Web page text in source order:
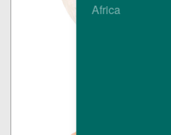
Africa